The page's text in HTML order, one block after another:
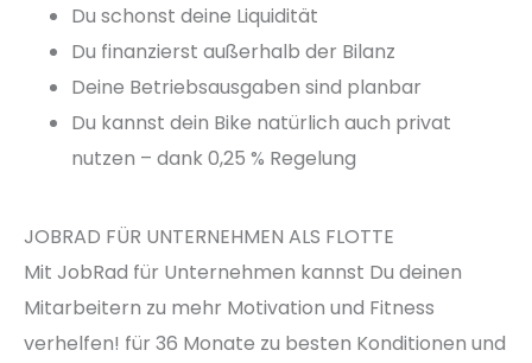
Du schonst deine Liquidität
Du finanzierst außerhalb der Bilanz
Deine Betriebsausgaben sind planbar
Du kannst dein Bike natürlich auch privat
nutzen – dank 0,25 % Regelung
JOBRAD FÜR UNTERNEHMEN ALS FLOTTE
Mit JobRad für Unternehmen kannst Du deinen
Mitarbeitern zu mehr Motivation und Fitness
verhelfen! für 36 Monate zu besten Konditionen und